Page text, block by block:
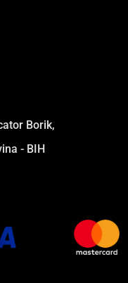
Borik,
- BIH